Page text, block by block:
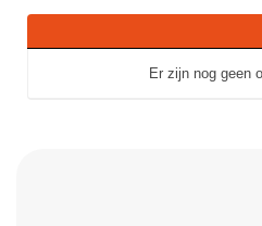
Er zijn nog geen